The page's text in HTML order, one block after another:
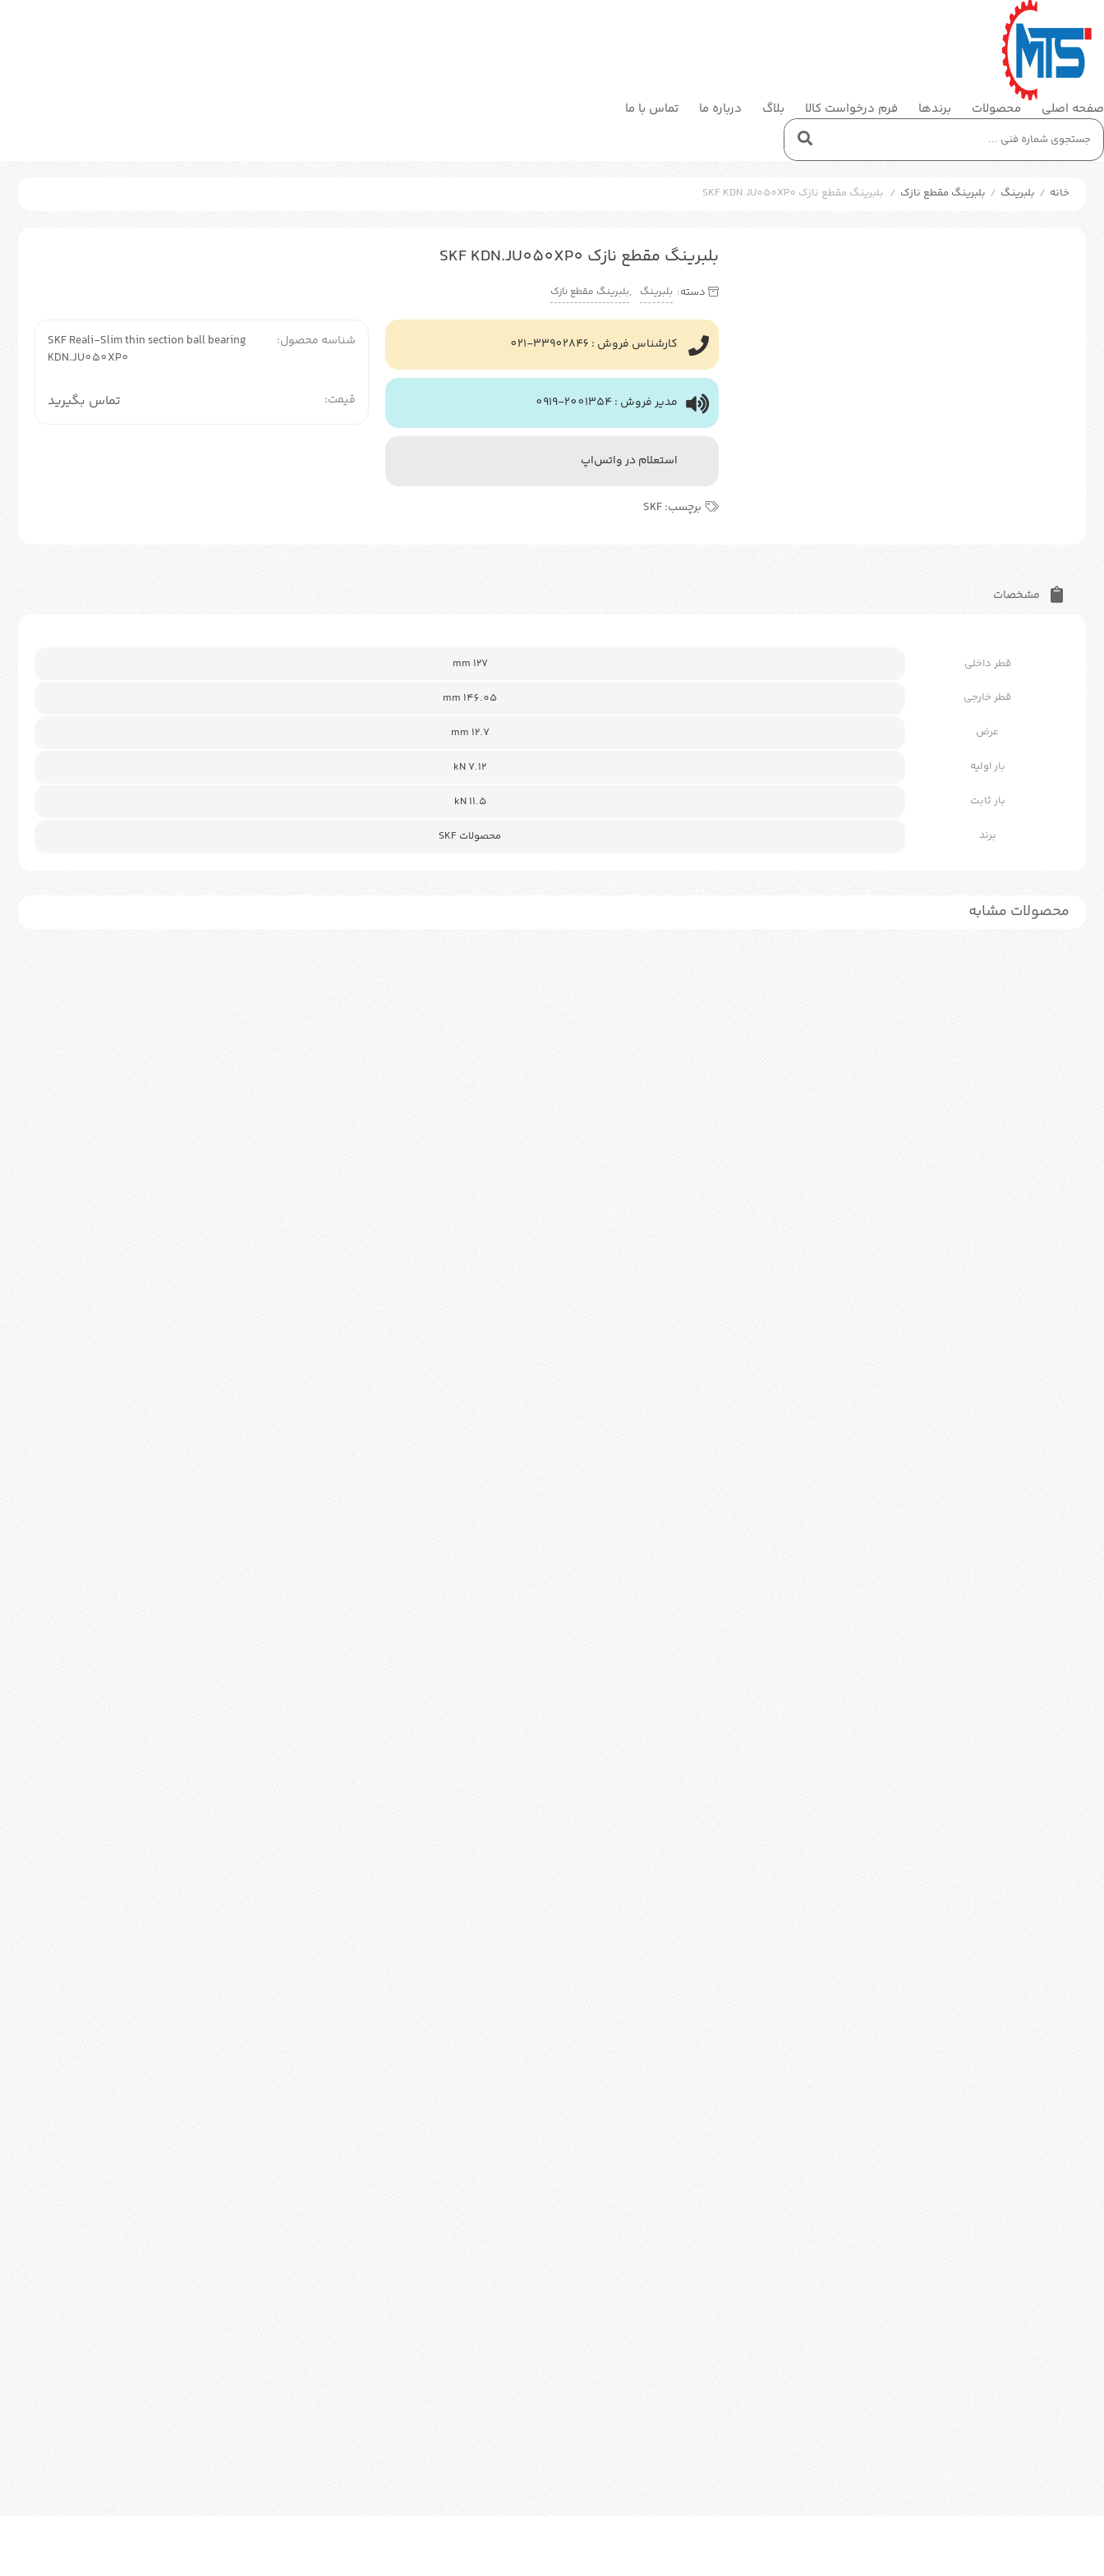
صفحه اصلی محصولات برندها فرم درخواست کالا بلاگ درباره ما تماس با ما
خانه / بلبرینگ / بلبرینگ مقطع نازک / بلبرینگ مقطع نازک SKF KDN.JU050XP0
بلبرینگ مقطع نازک SKF KDN.JU050XP0
دسته: بلبرینگ ,بلبرینگ مقطع نازک
کارشناس فروش : 33902846-021
مدیر فروش : 2001354-0919
استعلام در واتس‌اپ
برچسب:SKF
شناسه محصول:
SKF Reali-Slim thin section ball bearing
KDN.JU050XP0
قیمت: تماس بگیرید
مشخصات
قطر داخلی 127 mm
قطر خارجی 146.05 mm
عرض 12.7 mm
بار اولیه 7.12 kN
بار ثابت 11.5 kN
برند محصولات SKF
محصولات مشابه